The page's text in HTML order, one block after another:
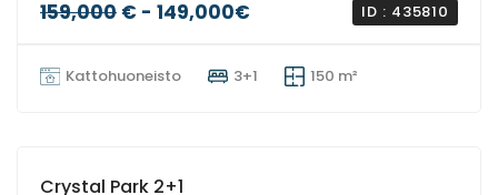
159,000 € - 149,000€ ID : 435810
Kattohuoneisto 3+1 150 m²
Crystal Park 2+1